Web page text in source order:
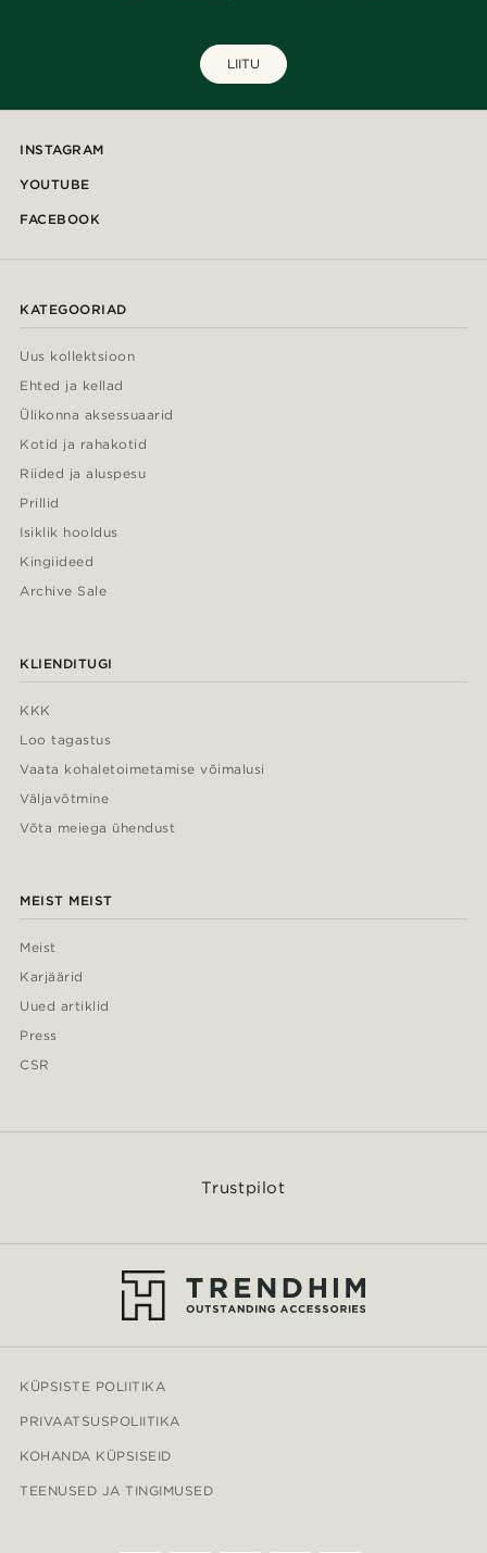
LIITU
INSTAGRAM
YOUTUBE
FACEBOOK
KATEGOORIAD
Uus kollektsioon
Ehted ja kellad
Ülikonna aksessuaarid
Kotid ja rahakotid
Riided ja aluspesu
Prillid
Isiklik hooldus
Kingiideed
Archive Sale
KLIENDITUGI
KKK
Loo tagastus
Vaata kohaletoimetamise võimalusi
Väljavõtmine
Võta meiega ühendust
MEIST MEIST
Meist
Karjäärid
Uued artiklid
Press
CSR
Trustpilot
KÜPSISTE POLIITIKA
PRIVAATSUSPOLIITIKA
KOHANDA KÜPSISEID
TEENUSED JA TINGIMUSED